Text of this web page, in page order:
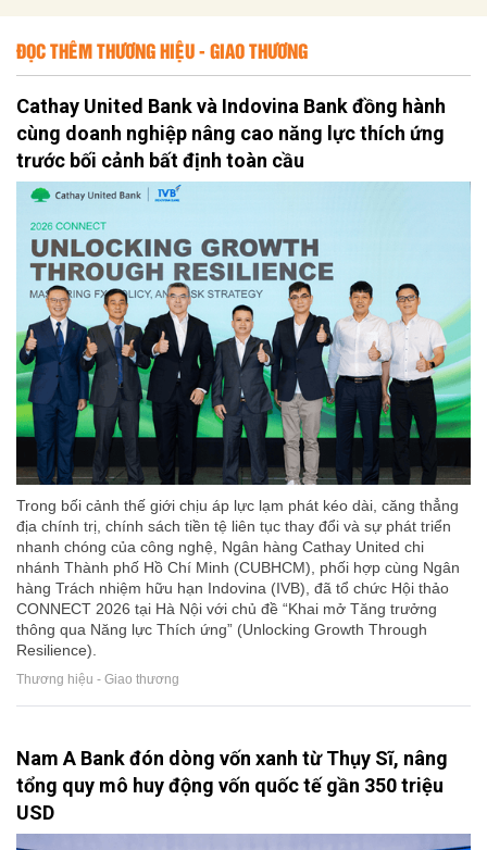
ĐỌC THÊM THƯƠNG HIỆU - GIAO THƯƠNG
Cathay United Bank và Indovina Bank đồng hành
cùng doanh nghiệp nâng cao năng lực thích ứng
trước bối cảnh bất định toàn cầu
Trong bối cảnh thế giới chịu áp lực lạm phát kéo dài, căng thẳng
địa chính trị, chính sách tiền tệ liên tục thay đổi và sự phát triển
nhanh chóng của công nghệ, Ngân hàng Cathay United chi
nhánh Thành phố Hồ Chí Minh (CUBHCM), phối hợp cùng Ngân
hàng Trách nhiệm hữu hạn Indovina (IVB), đã tổ chức Hội thảo
CONNECT 2026 tại Hà Nội với chủ đề “Khai mở Tăng trưởng
thông qua Năng lực Thích ứng” (Unlocking Growth Through
Resilience).
Thương hiệu - Giao thương
Nam A Bank đón dòng vốn xanh từ Thụy Sĩ, nâng
tổng quy mô huy động vốn quốc tế gần 350 triệu
USD